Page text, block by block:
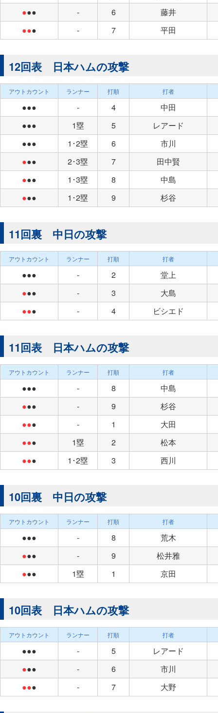
●●● - 6
藤井
●●● - 7 平田
12回表 日本ハムの攻撃
アウトカウント ランナー 打順 打者
●●● - 4
中田
●●●
1塁 5
レアード
●●●
1･2塁 6
市川
●●● 2･3塁 7
田中賢
●●● 1･3塁 8
中島
●●● 1･2塁 9 杉谷
11回裏 中日の攻撃
アウトカウント ランナー 打順 打者
●●● - 2
堂上
●●● - 3
大島
●●● - 4 ビシエド
11回表 日本ハムの攻撃
アウトカウント ランナー 打順 打者
●●● - 8
中島
●●● - 9
杉谷
●●● - 1
大田
●●● 1塁 2
松本
●●● 1･2塁 3 西川
10回裏 中日の攻撃
アウトカウント ランナー 打順 打者
●●● - 8
荒木
●●● - 9
松井雅
●●● 1塁 1 京田
10回表 日本ハムの攻撃
アウトカウント ランナー 打順 打者
●●● - 5
レアード
●●● - 6
市川
●●● - 7 大野